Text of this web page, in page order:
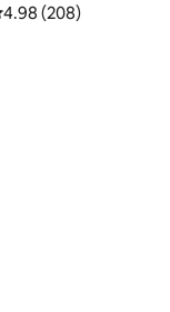
purata 4.98
4.98 (208)